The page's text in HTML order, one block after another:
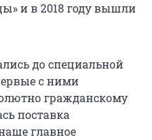
и в 2018 году вышли
до специальной
с ними
гражданскому
поставка
главное